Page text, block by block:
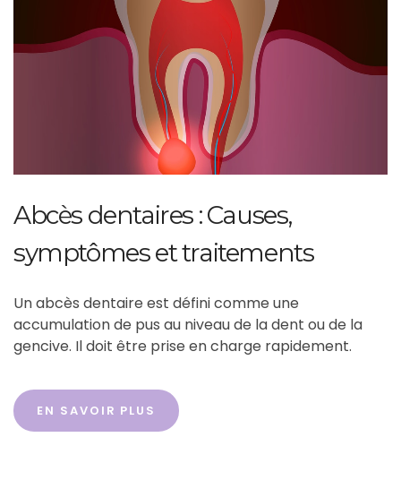
Abcès dentaires : Causes,
symptômes et traitements
Un abcès dentaire est défini comme une
accumulation de pus au niveau de la dent ou de la
gencive. Il doit être prise en charge rapidement.
EN SAVOIR PLUS